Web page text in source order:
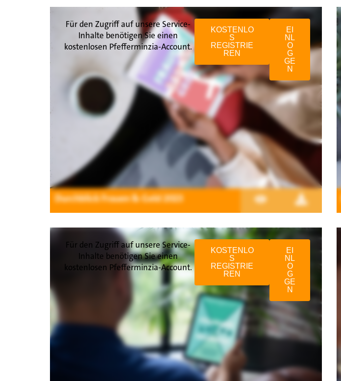
Durchblick Frauen & Geld 2023
Für den Zugriff auf unsere Service-
Inhalte benötigen Sie einen
kostenlosen Pfefferminzia-Account.
KOSTENLO
S
REGISTRIE
REN
EI
NL
O
G
GE
N
Für den Zugriff auf unsere Service-
Inhalte benötigen Sie einen
kostenlosen Pfefferminzia-Account.
KOSTENLO
S
REGISTRIE
REN
EI
NL
O
G
GE
N